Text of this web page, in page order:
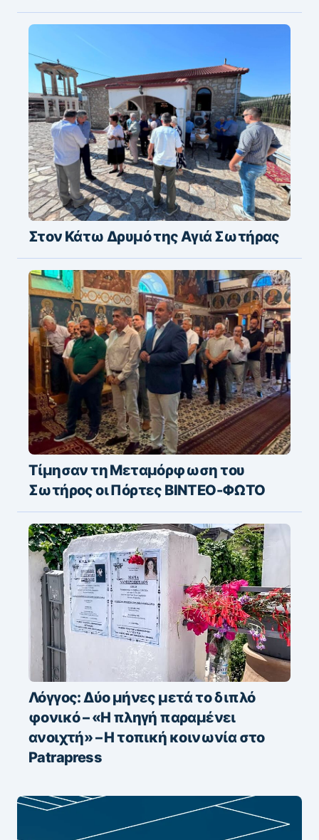
Στον Κάτω Δρυμό της Αγιά Σωτήρας
Τίμησαν τη Μεταμόρφωση του
Σωτήρος οι Πόρτες ΒΙΝΤΕΟ-ΦΩΤΟ
Λόγγος: Δύο μήνες μετά το διπλό
φονικό – «H πληγή παραμένει
ανοιχτή» – Η τοπική κοινωνία στο
Patrapress